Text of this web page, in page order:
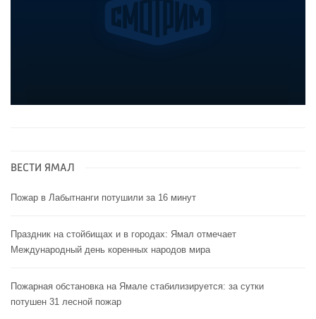
ВЕСТИ ЯМАЛ
Пожар в Лабытнанги потушили за 16 минут
Праздник на стойбищах и в городах: Ямал отмечает
Международный день коренных народов мира
Пожарная обстановка на Ямале стабилизируется: за сутки
потушен 31 лесной пожар